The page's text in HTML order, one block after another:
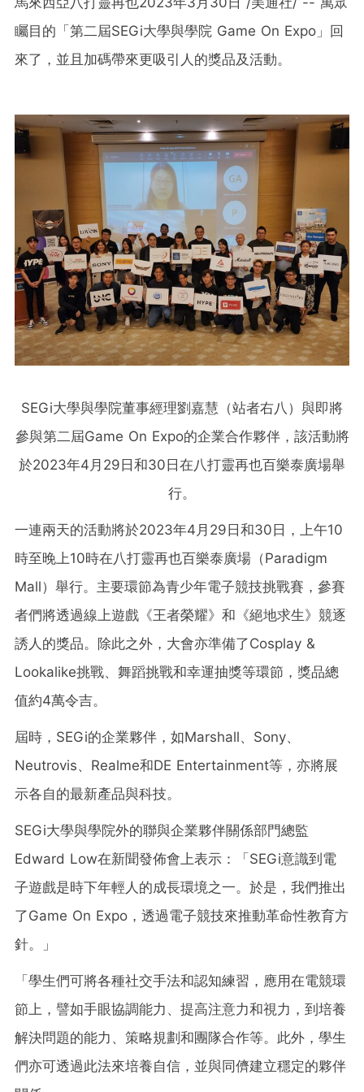
矚目的「第二屆SEGi大學與學院 Game On Expo」回
來了，並且加碼帶來更吸引人的獎品及活動。
SEGi大學與學院董事經理劉嘉慧（站者右八）與即將
參與第二屆Game On Expo的企業合作夥伴，該活動將
於2023年4月29日和30日在八打靈再也百樂泰廣場舉
行。
一連兩天的活動將於2023年4月29日和30日，上午10
時至晚上10時在八打靈再也百樂泰廣場（Paradigm
Mall）舉行。主要環節為青少年電子競技挑戰賽，參賽
者們將透過線上遊戲《王者榮耀》和《絕地求生》競逐
誘人的獎品。除此之外，大會亦準備了Cosplay &
Lookalike挑戰、舞蹈挑戰和幸運抽獎等環節，獎品總
值約4萬令吉。
屆時，SEGi的企業夥伴，如Marshall、Sony、
Neutrovis、Realme和DE Entertainment等，亦將展
示各自的最新產品與科技。
SEGi大學與學院外的聯與企業夥伴關係部門總監
Edward Low在新聞發佈會上表示：「SEGi意識到電
子遊戲是時下年輕人的成長環境之一。於是，我們推出
了Game On Expo，透過電子競技來推動革命性教育方
針。」
「學生們可將各種社交手法和認知練習，應用在電競環
節上，譬如手眼協調能力、提高注意力和視力，到培養
解決問題的能力、策略規劃和團隊合作等。此外，學生
們亦可透過此法來培養自信，並與同儕建立穩定的夥伴